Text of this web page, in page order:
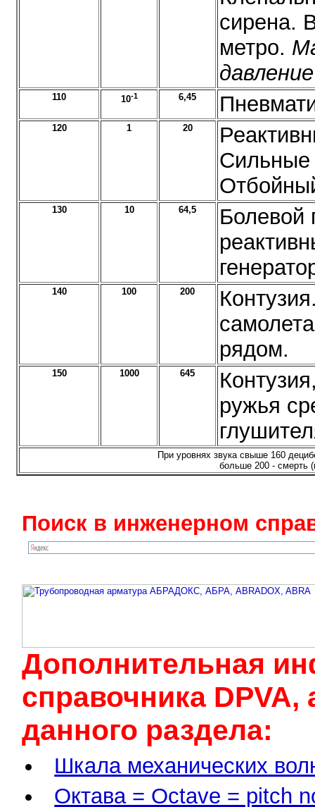
сирена.
метро.
110 10-1 6,45
120 1 20
Сильные
130 10 64,5
Болевой
140 100 200
рядом.
150 1000 645
ружья
При уровнях звука свыше 160
больше 200 - смерть
Поиск в инженерном
Дополнительная
cправочника
данного раздела:
Шкала механических
Октава = Octave = pitch